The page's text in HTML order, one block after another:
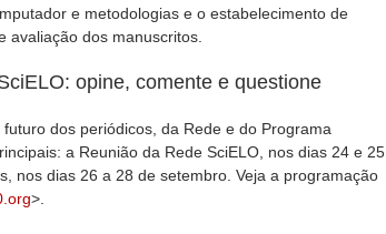
e metodologias e o estabelecimento de
avaliação dos manuscritos.
opine, comente e questione
dos periódicos, da Rede e do Programa
a Reunião da Rede SciELO, nos dias 24 e 25
nos dias 26 a 28 de setembro. Veja a programação
>.